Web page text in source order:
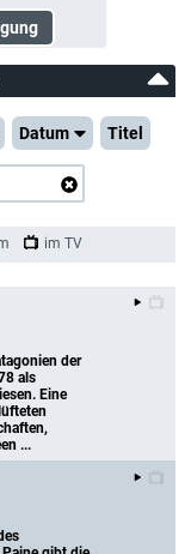
Datum Titel
im TV
der
als
Eine
...